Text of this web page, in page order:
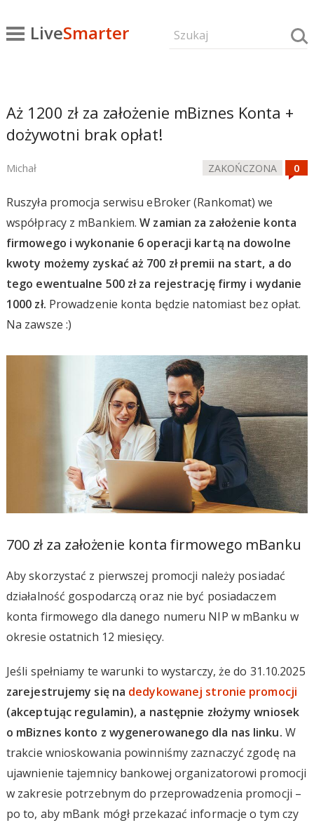
LiveSmarter
Aż 1200 zł za założenie mBiznes Konta +
dożywotni brak opłat!
Michał ZAKOŃCZONA
Ruszyła promocja serwisu eBroker (Rankomat) we
współpracy z mBankiem.W zamian za założenie konta
firmowego i wykonanie 6 operacji kartą na dowolne
kwoty możemy zyskać aż 700 zł premii na start, a do
tego ewentualne 500 zł za rejestrację firmy i wydanie
1000 zł. Prowadzenie konta będzie natomiast bez opłat.
Na zawsze :)
700 zł za założenie konta firmowego mBanku
Aby skorzystać z pierwszej promocji należy posiadać
działalność gospodarczą oraz nie być posiadaczem
konta firmowego dla danego numeru NIP w mBanku w
okresie ostatnich 12 miesięcy.
Jeśli spełniamy te warunki to wystarczy, że do 31.10.2025
zarejestrujemy się na dedykowanej stronie promocji
(akceptując regulamin), a następnie złożymy wniosek
o mBiznes konto z wygenerowanego dla nas linku. W
trakcie wnioskowania powinniśmy zaznaczyć zgodę na
ujawnienie tajemnicy bankowej organizatorowi promocji
w zakresie potrzebnym do przeprowadzenia promocji –
po to, aby mBank mógł przekazać informacje o tym czy